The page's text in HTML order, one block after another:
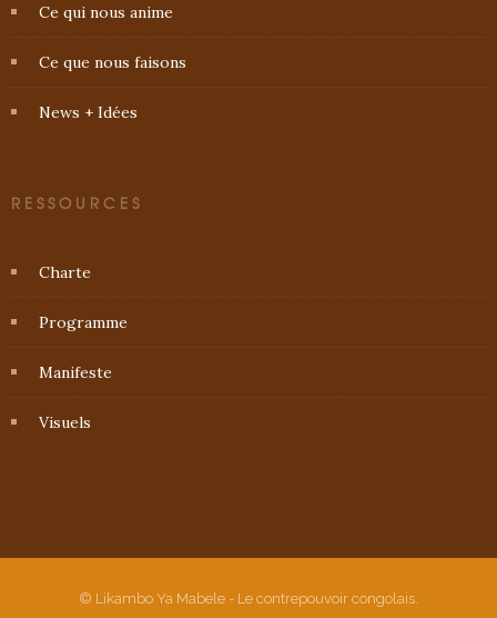
Ce qui nous anime
Ce que nous faisons
News + Idées
RESSOURCES
Charte
Programme
Manifeste
Visuels
© Likambo Ya Mabele - Le contrepouvoir congolais.